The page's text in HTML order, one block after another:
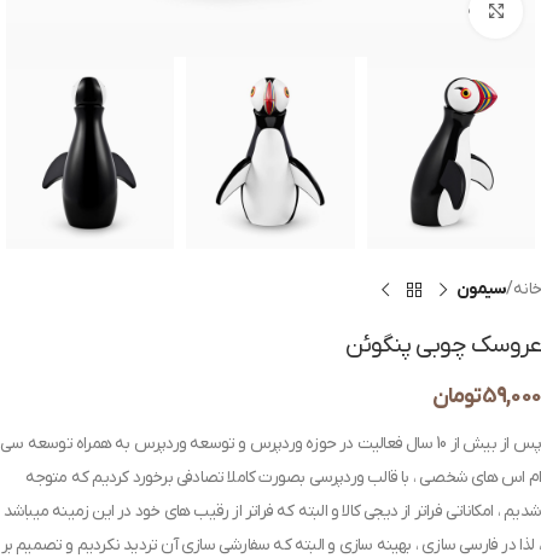
بزرگنمایی تصویر
خانه سیمون
عروسک چوبی پنگوئن
59,000تومان
پس از بیش از 10 سال فعالیت در حوزه وردپرس و توسعه وردپرس به همراه توسعه سی
ام اس های شخصی ، با قالب وردپرسی بصورت کاملا تصادفی برخورد کردیم که متوجه
شدیم ، امکاناتی فراتر از دیجی کالا و البته که فراتر از رقیب های خود در این زمینه میباشد
، لذا در فارسی سازی ، بهینه سازی و البته که سفارشی سازی آن تردید نکردیم و تصمیم بر